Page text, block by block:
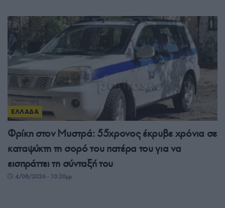
ΕΛΛΑΔΑ
Φρίκη στον Μυστρά: 55χρονος έκρυβε χρόνια σε
καταψύκτη τη σορό του πατέρα του για να
εισπράττει τη σύνταξή του
4/08/2026 - 10:20μμ